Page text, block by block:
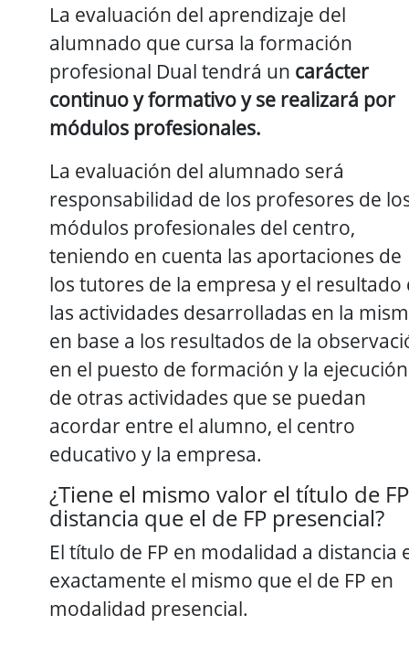
La evaluación del aprendizaje del
alumnado que cursa la formación
profesional Dual tendrá un carácter
continuo y formativoy se realizará por
módulos profesionales.
La evaluación del alumnado será
responsabilidad de los profesores de
módulos profesionales del centro,
teniendo en cuenta las aportaciones de
los tutores de la empresa y el resultado
las actividades desarrolladas en la
en base a los resultados de la
en el puesto de formación y la ejecución
de otras actividades que se puedan
acordar entre el alumno, el centro
educativo y la empresa.
¿Tiene el mismo valor el título de
distancia que el de FP presencial?
El título de FP en modalidad a distancia
exactamente el mismo que el de FP en
modalidad presencial.